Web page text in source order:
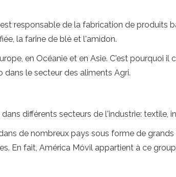
responsable de la fabrication de produits
la farine de blé et l'amidon.
en Océanie et en Asie. C'est pourquoi
le secteur des aliments Agri.
différents secteurs de l'industrie: textile,
de nombreux pays sous forme de
En fait, América Móvil appartient à ce